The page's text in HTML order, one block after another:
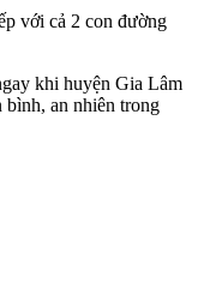
với cả 2 con đường
khi huyện Gia Lâm
bình, an nhiên trong